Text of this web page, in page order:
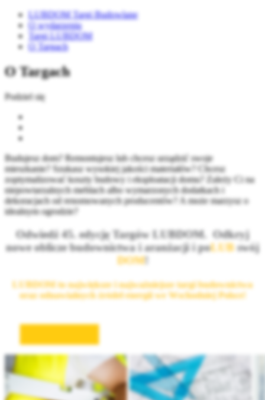
LUBDOM Targi Budowlane
O wydarzeniu
Targi LUBDOM
O Targach
O Targach
Podziel się
Budujesz dom? Remontujesz lub chcesz urządzić swoje
mieszkanie? Szukasz wysokiej jakości materiałów? Chcesz
zoptymalizować koszty budowy i eksploatacji domu? Zależy Ci na
niepowtarzalnych meblach albo wymarzonych dodatkach i
dekoracjach od renomowanych producentów? A może marzysz o
idealnym ogrodzie?
Odwiedź 45. edycję Targów LUBDOM. Odkryj
nowe oblicze budownictwa i aranżacji ipoLUBswój
DOM!
LUBDOM to największe i najważniejsze targi budownictwa
oraz odnawialnych źródeł energii we Wschodniej Polsce!